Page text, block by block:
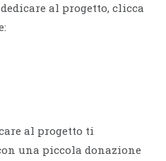
al progetto, clicca
al progetto ti
una piccola donazione